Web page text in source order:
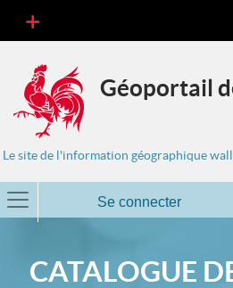
Géoportail
Le site de l'information géographique
Se connecter
CATALOGUE